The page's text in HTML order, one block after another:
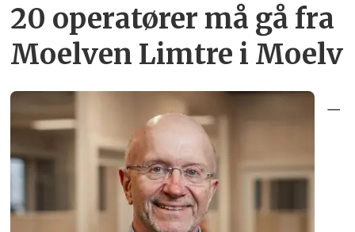
20 operatører må gå fra
Moelven Limtre i Moelv
–